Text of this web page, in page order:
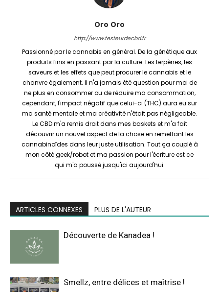
Oro Oro
http://www.testeurdecbd.fr
Passionné par le cannabis en général. De la génétique aux
produits finis en passant par la culture. Les terpènes, les
saveurs et les effets que peut procurer le cannabis et le
chanvre également. Il n'a jamais été question pour moi de
ne plus en consommer ou de réduire ma consommation,
cependant, l'impact négatif que celui-ci (THC) aura eu sur
ma santé mentale et ma créativité n'était pas négligeable.
Le CBD m'a remis droit dans mes baskets et m'a fait
découvrir un nouvel aspect de la chose en remettant les
cannabinoïdes dans leur juste utilisation. Tout ça couplé à
mon côté geek/robot et ma passion pour l'écriture est ce
qui m'a poussé jusqu'ici aujourd'hui.
ARTICLES CONNEXES PLUS DE L'AUTEUR
Découverte de Kanadea !
Smellz, entre délices et maîtrise !